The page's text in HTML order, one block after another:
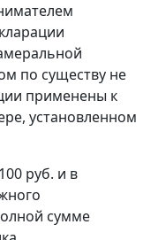
по существу не
применены к
установленном
руб. и в
сумме